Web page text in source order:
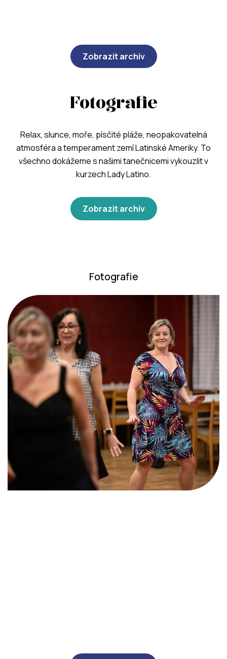
Zobrazit archiv
Fotografie
Relax, slunce, moře, písčité pláže, neopakovatelná
atmosféra a temperament zemí Latinské Ameriky. To
všechno dokážeme s našimi tanečnicemi vykouzlit v
kurzech Lady Latino.
Zobrazit archiv
Fotografie